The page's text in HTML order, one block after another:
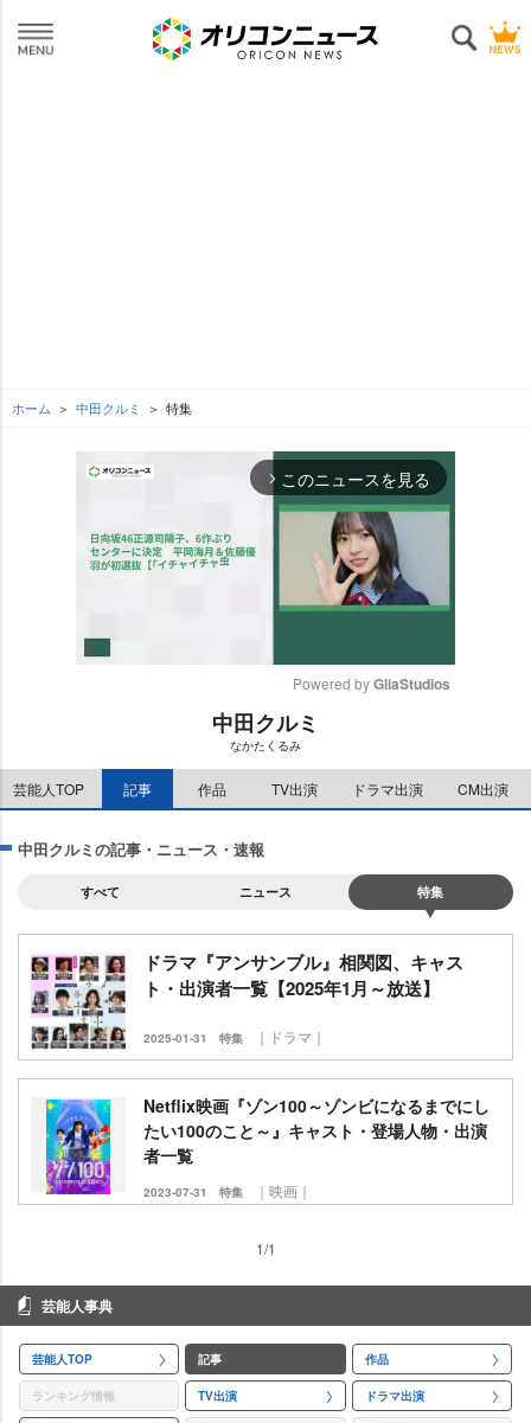
ホーム 中田クルミ 特集
arrow_forward_ios このニュースを見る
e
Powered by GliaStudios
中田クルミ
なかたくるみ
芸能人TOP 記事 作品 TV出演 ドラマ出演 CM出演
中田クルミの記事・ニュース・速報
すべて ニュース 特集
ドラマ『アンサンブル』相関図、キャス
ト・出演者一覧【2025年1月～放送】
2025-01-31 特集 ｜ドラマ｜
Netflix映画『ゾン100～ゾンビになるまでにし
たい100のこと～』キャスト・登場人物・出演
者一覧
2023-07-31 特集 ｜映画｜
1/1
芸能人事典
芸能人TOP 記事 作品
ランキング情報 TV出演 ドラマ出演